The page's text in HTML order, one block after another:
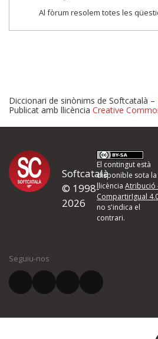
Al fòrum resolem totes les
Proposeu-
d'errors
Si heu trobat un error o voleu
quina és la millora que proposeu o
El vostre correu electrònic *
Diccionari de sinònims de Softcatalà –
Publicat amb llicència Creative
Softcatalà
© 1998-
2026
El contingut està
disponible sota la
llicènciaAtribució
CompartirIgual
no s'indica el
contrari.
Seguiu-nos